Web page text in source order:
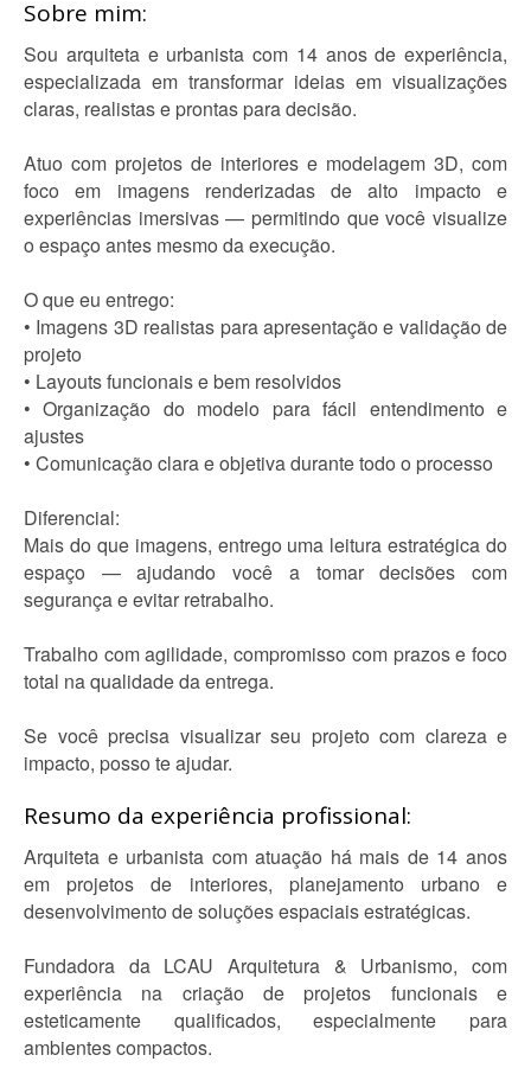
Sobre mim:
Sou arquiteta e urbanista com 14 anos de experiência,
especializada em transformar ideias em visualizações
claras, realistas e prontas para decisão.
Atuo com projetos de interiores e modelagem 3D, com
foco em imagens renderizadas de alto impacto e
experiências imersivas — permitindo que você visualize
o espaço antes mesmo da execução.
O que eu entrego:
• Imagens 3D realistas para apresentação e validação de
projeto
• Layouts funcionais e bem resolvidos
• Organização do modelo para fácil entendimento e
ajustes
• Comunicação clara e objetiva durante todo o processo
Diferencial:
Mais do que imagens, entrego uma leitura estratégica do
espaço — ajudando você a tomar decisões com
segurança e evitar retrabalho.
Trabalho com agilidade, compromisso com prazos e foco
total na qualidade da entrega.
Se você precisa visualizar seu projeto com clareza e
impacto, posso te ajudar.
Resumo da experiência profissional:
Arquiteta e urbanista com atuação há mais de 14 anos
em projetos de interiores, planejamento urbano e
desenvolvimento de soluções espaciais estratégicas.
Fundadora da LCAU Arquitetura & Urbanismo, com
experiência na criação de projetos funcionais e
esteticamente qualificados, especialmente para
ambientes compactos.